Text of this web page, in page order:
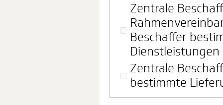
Zentrale
Beschaffer
Zentrale
bestimmte